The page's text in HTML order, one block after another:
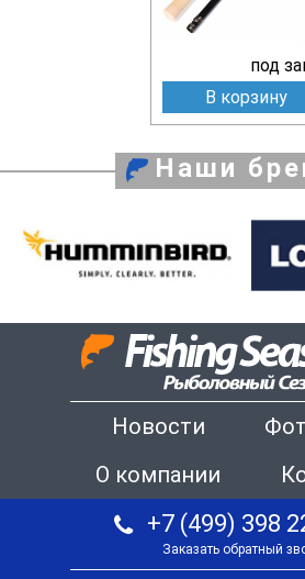
под
В корзину
Наши
Новости
О компании
+7 (499) 398
Заказать обратный